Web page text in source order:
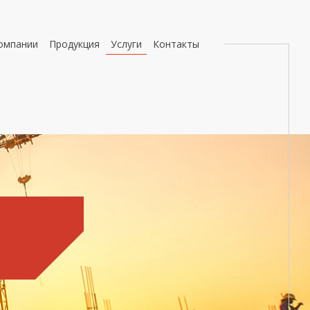
Продукция Услуги Контакты